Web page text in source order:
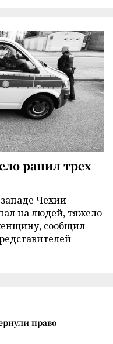
ранил трех
Чехии
на людей, тяжело
сообщил
право